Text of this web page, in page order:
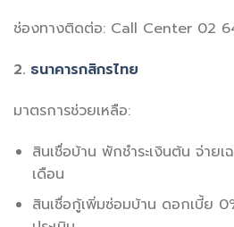
ช่องทางติดต่อ: Call Center 02
2. ธนาคารกสิกรไทย
มาตรการช่วยเหลือ:
สินเชื่อบ้าน พักชำระเงินต้น จ่าย
เดือน
สินเชื่อกู้เพิ่มซ่อมบ้าน ดอกเบี้ย